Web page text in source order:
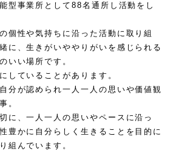
型事業所として88名通所し活動をし
個性や気持ちに沿った活動に取り組
に、生きがいややりがいを感じられる
いい場所です。
していることがあります。
分が認められ一人一人の思いや価値観
。
に、一人一人の思いやペースに沿っ
豊かに自分らしく生きることを目的に
組んでいます。